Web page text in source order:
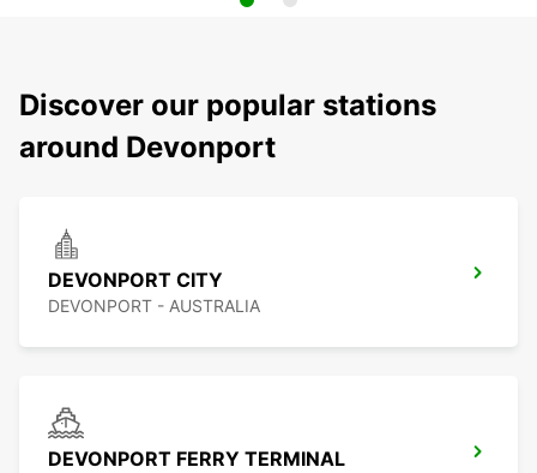
Discover our popular stations
around Devonport
DEVONPORT CITY
DEVONPORT - AUSTRALIA
DEVONPORT FERRY TERMINAL